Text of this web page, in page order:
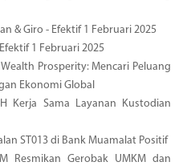
& Giro - Efektif 1 Februari 2025
1 Februari 2025
Prosperity: Mencari Peluang
Ekonomi Global
Kerja Sama Layanan Kustodian
ST013 di Bank Muamalat Positif
Resmikan Gerobak UMKM dan